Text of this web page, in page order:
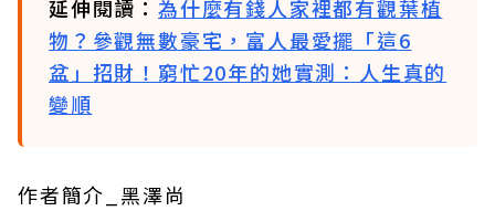
延伸閱讀： 為什麼有錢人家裡都有觀葉植
物？參觀無數豪宅，富人最愛擺「這6
盆」招財！窮忙20年的她實測：人生真的
變順
作者簡介_黑澤尚